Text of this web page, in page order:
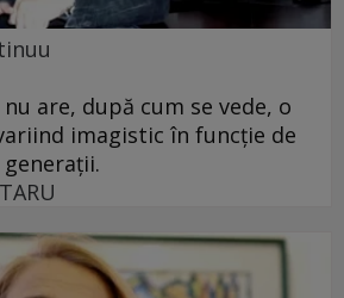
are, după cum se vede, o
imagistic în funcţie de